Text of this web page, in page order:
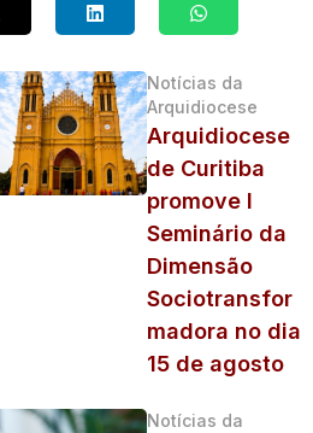
Notícias da
Arquidiocese
Arquidiocese
de Curitiba
promove I
Seminário da
Dimensão
Sociotransfor
madora no dia
15 de agosto
Notícias da